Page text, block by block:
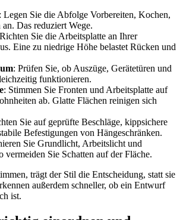
: Legen Sie die Abfolge Vorbereiten, Kochen,
Das reduziert Wege.
Sie die Arbeitsplatte an Ihrer
Eine zu niedrige Höhe belastet Rücken und
: Prüfen Sie, ob Auszüge, Gerätetüren und
funktionieren.
: Stimmen Sie Fronten und Arbeitsplatte auf
ab. Glatte Flächen reinigen sich
Sie auf geprüfte Beschläge, kippsichere
Befestigungen von Hängeschränken.
Sie Grundlicht, Arbeitslicht und
vermeiden Sie Schatten auf der Fläche.
trägt der Stil die Entscheidung, statt sie
außerdem schneller, ob ein Entwurf
ist.